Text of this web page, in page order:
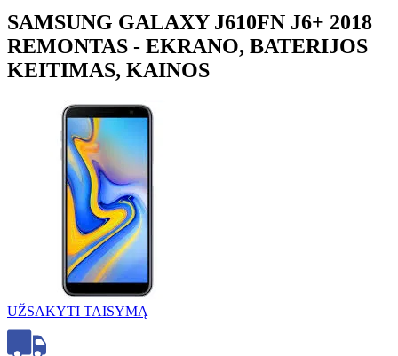
SAMSUNG GALAXY J610FN J6+ 2018
REMONTAS - EKRANO, BATERIJOS
KEITIMAS, KAINOS
UŽSAKYTI TAISYMĄ